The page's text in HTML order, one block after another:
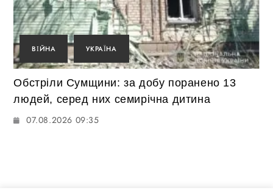
ВІЙНА УКРАЇНА
Обстріли Сумщини: за добу поранено 13
людей, серед них семирічна дитина
07.08.2026 09:35